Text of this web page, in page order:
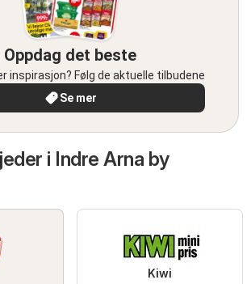
Oppdag det beste
inspirasjon? Følg de aktuelle tilbudene
Se mer
i Indre Arna by
Kiwi